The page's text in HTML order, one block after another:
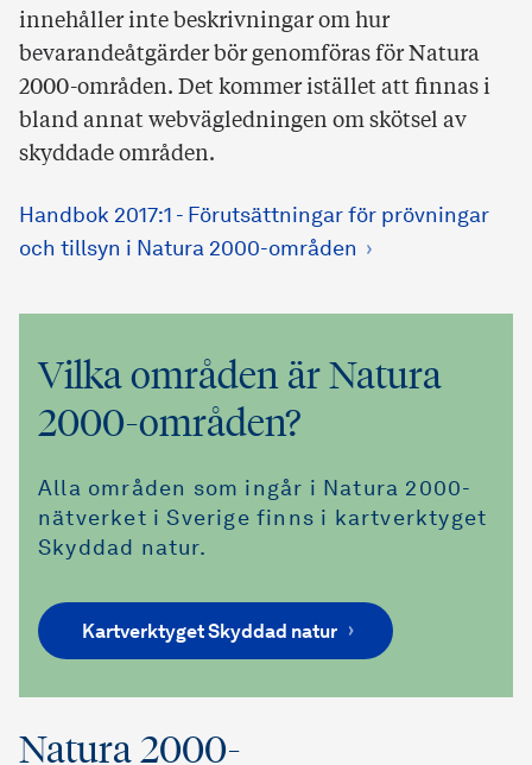
innehåller inte beskrivningar om hur
bevarandeåtgärder bör genomföras för Natura
2000-områden. Det kommer istället att finnas i
bland annat webvägledningen om skötsel av
skyddade områden.
Handbok 2017:1 - Förutsättningar för prövningar
och tillsyn i Natura 2000-områden
Vilka områden är Natura
2000-områden?
Alla områden som ingår i Natura 2000-
nätverket i Sverige finns i kartverktyget
Skyddad natur.
Kartverktyget Skyddad natur
Natura 2000-